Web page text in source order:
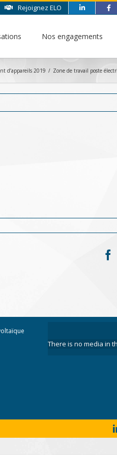
Rejoignez ELO
Nos engagements
d’appareils 2019 / Zone de travail poste
There is no media in